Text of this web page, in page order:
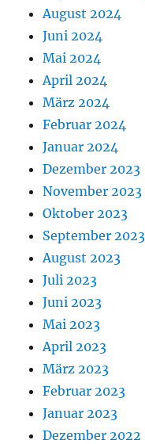
August 2024
Juni 2024
Mai 2024
April 2024
März 2024
Februar 2024
Januar 2024
Dezember 2023
November 2023
Oktober 2023
September 2023
August 2023
Juli 2023
Juni 2023
Mai 2023
April 2023
März 2023
Februar 2023
Januar 2023
Dezember 2022